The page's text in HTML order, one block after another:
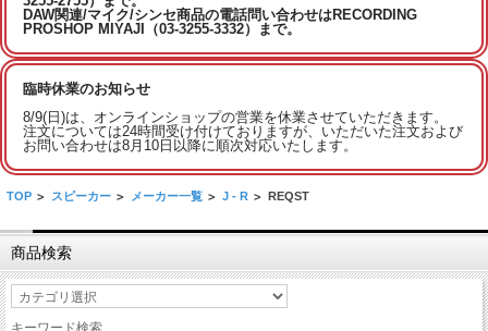
DAW関連/マイク/シンセ商品の電話問い合わせはRECORDING
PROSHOP MIYAJI（03-3255-3332）まで。
臨時休業のお知らせ
8/9(日)は、オンラインショップの営業を休業させていただきます。
注文については24時間受け付けておりますが、いただいた注文および
お問い合わせは8月10日以降に順次対応いたします。
TOP > スピーカー > メーカー一覧 > J - R > REQST
商品検索